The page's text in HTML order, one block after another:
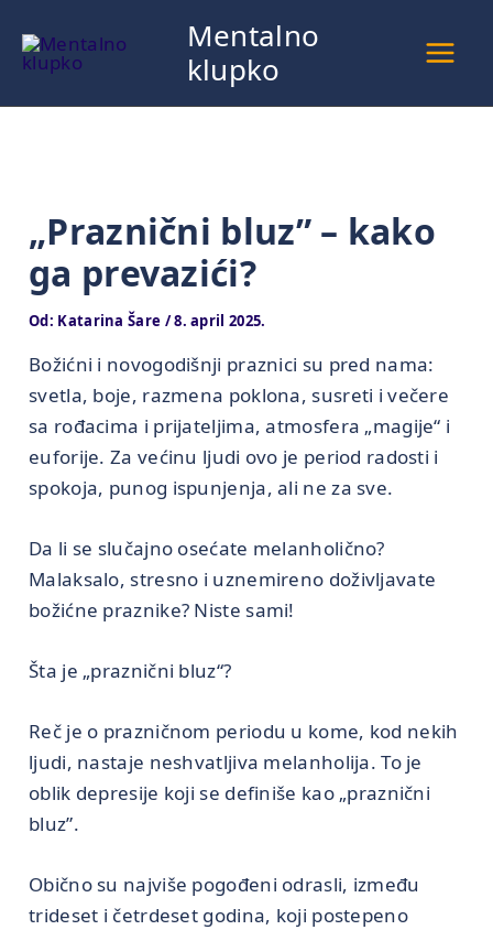
na
sadržaj
Mentalno
klupko
„Praznični bluz” – kako
ga prevazići?
Od: Katarina Šare /8. april 2025.
Božićni i novogodišnji praznici su pred nama:
svetla, boje, razmena poklona, susreti i večere
sa rođacima i prijateljima, atmosfera „magije“ i
euforije. Za većinu ljudi ovo je period radosti i
spokoja, punog ispunjenja, ali ne za sve.
Da li se slučajno osećate melanholično?
Malaksalo, stresno i uznemireno doživljavate
božićne praznike? Niste sami!
Šta je „praznični bluz“?
Reč je o prazničnom periodu u kome, kod nekih
ljudi, nastaje neshvatljiva melanholija. To je
oblik depresije koji se definiše kao „praznični
bluz”.
Obično su najviše pogođeni odrasli, između
trideset i četrdeset godina, koji postepeno